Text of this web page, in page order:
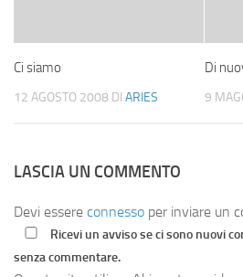
Ci siamo
12 AGOSTO 2008 DI ARIES
Di
9
LASCIA UN COMMENTO
Devi essere connesso per inviare un
Ricevi un avviso se ci sono nuovi
senza commentare.